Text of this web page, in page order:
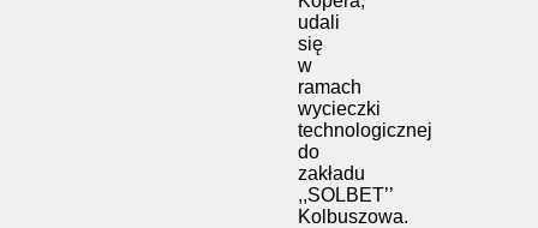
udali
się
w
ramach
wycieczki
technologicznej
do
zakładu
,,SOLBET’’
Kolbuszowa.